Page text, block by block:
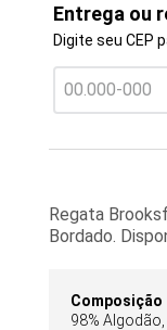
Entrega ou
Digite seu CEP
Regata
Bordado.
Composição
98%